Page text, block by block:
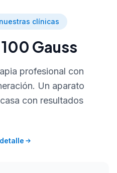
clínicas
Gauss
profesional con
Un aparato
con resultados